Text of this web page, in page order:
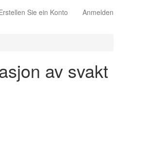
Sie ein Konto Anmelden
av svakt